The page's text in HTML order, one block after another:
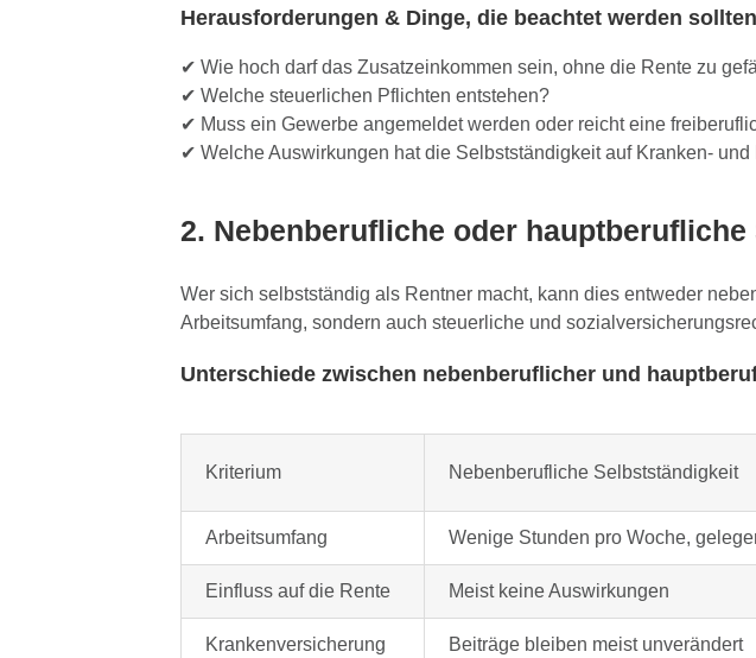
Herausforderungen & Dinge, die beachtet werden sollten
✔ Wie hoch darf das Zusatzeinkommen sein, ohne die Rente zu
✔ Welche steuerlichen Pflichten entstehen?
✔ Muss ein Gewerbe angemeldet werden oder reicht eine
✔ Welche Auswirkungen hat die Selbstständigkeit auf Kranken-
2. Nebenberufliche oder
Wer sich selbstständig als Rentner macht, kann dies entweder
Arbeitsumfang, sondern auch steuerliche und
Unterschiede zwischen nebenberuflicher und
Kriterium Nebenberufliche Selbstständigkeit
Arbeitsumfang Wenige Stunden pro Woche,
Einfluss auf die Rente Meist keine Auswirkungen
Krankenversicherung Beiträge bleiben meist unverändert